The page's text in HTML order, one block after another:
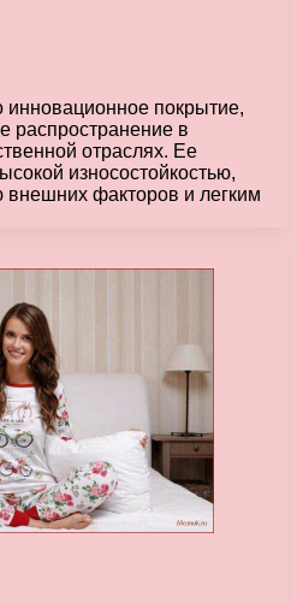
покрытие,
распространение в
отраслях. Ее
износостойкостью,
внешних факторов и легким